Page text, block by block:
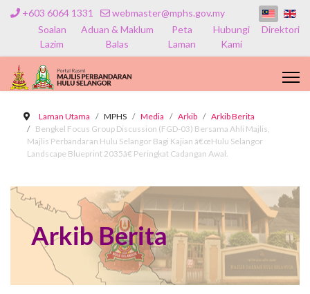
+603 6064 1331
webmaster@mphs.gov.my
Soalan
Lazim
Aduan & Maklum
Balas
Peta
Laman
Hubungi
Kami
Direktori
Laman Utama MPHS Media Arkib
Arkib Berita
Bengkel Focus Group Discussion (FGD-03) Bersama Ahli Majlis,
Majlis Perbandaran Hulu Selangor Bagi Kajian â€œHulu Selangor
Landscape Blueprint 2035â€ Peringkat Cadangan Awal.
Arkib Berita